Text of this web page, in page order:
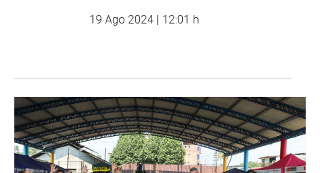
19 Ago 2024 | 12:01 h